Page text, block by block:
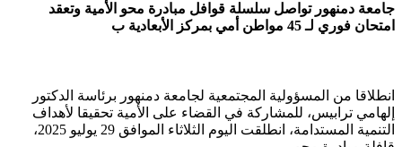
جامعة دمنهور تواصل سلسلة قوافل مبادرة محو الأمية وتعقد
امتحان فوري لـ 45 مواطن أمي بمركز الأبعادية ب
انطلاقا من المسؤولية المجتمعية لجامعة دمنهور برئاسة الدكتور
إلهامي ترابيس، للمشاركة في القضاء على الأمية تحقيقا لأهداف
التنمية المستدامة، انطلقت اليوم الثلاثاء الموافق 29 يوليو 2025،